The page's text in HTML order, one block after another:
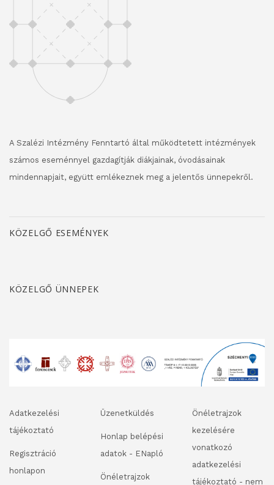
A Szalézi Intézmény Fenntartó által működtetett intézmények
számos eseménnyel gazdagítják diákjainak, óvodásainak
mindennapjait, együtt emlékeznek meg a jelentős ünnepekről.
KÖZELGŐ ESEMÉNYEK
KÖZELGŐ ÜNNEPEK
Adatkezelési
tájékoztató
Regisztráció
honlapon
Üzenetküldés
Honlap belépési
adatok - ENapló
Önéletrajzok
Önéletrajzok
kezelésére
vonatkozó
adatkezelési
tájékoztató - nem